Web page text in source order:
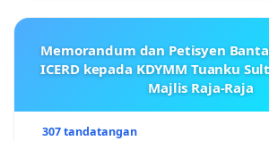
Memorandum dan Petisyen
ICERD kepada KDYMM Tuanku
Majlis Raja-Raja
307 tandatangan